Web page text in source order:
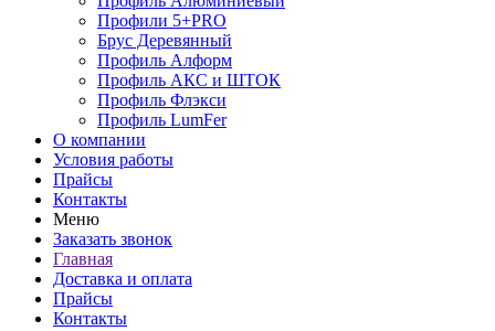
Профили 5+PRO
Брус Деревянный
Профиль Алформ
Профиль АКС и ШТОК
Профиль Флэкси
Профиль LumFer
О компании
Условия работы
Прайсы
Контакты
Меню
Заказать звонок
Главная
Доставка и оплата
Прайсы
Контакты